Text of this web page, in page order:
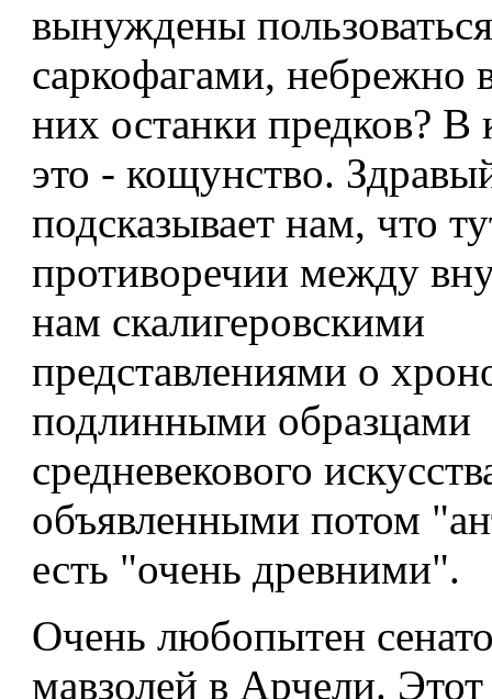
вынуждены
саркофагами, небрежно
них останки предков? В
это - кощунство.
подсказывает нам, что
противоречии между
нам скалигеровскими
представлениями о
подлинными образцами
средневекового
объявленными потом
есть "очень древними".
Очень любопытен
мавзолей в Арчели.